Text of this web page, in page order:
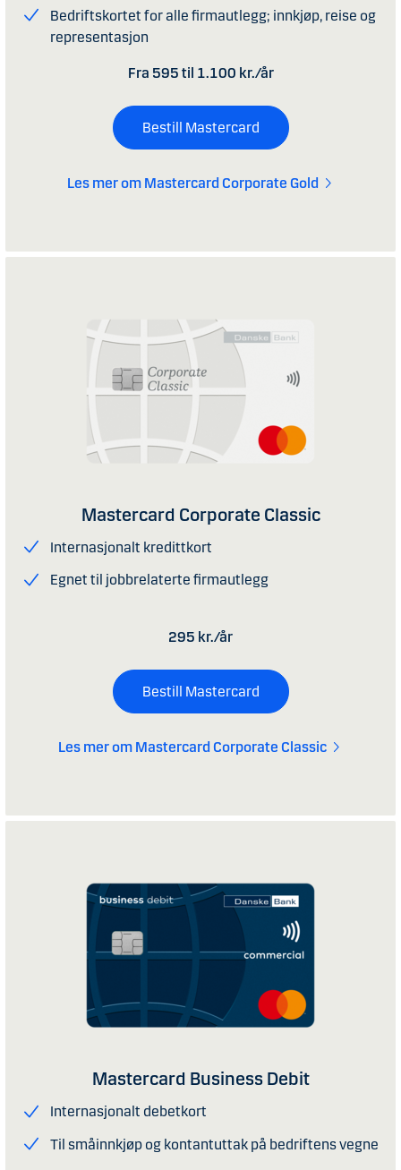
Bedriftskortet for alle firmautlegg; innkjøp, reise og
representasjon
Fra 595 til 1.100 kr./år
Bestill Mastercard
Les mer om Mastercard Corporate Gold
Mastercard Corporate Classic
Internasjonalt kredittkort
Egnet til jobbrelaterte firmautlegg
295 kr./år
Bestill Mastercard
Les mer om Mastercard Corporate Classic
Mastercard Business Debit
Internasjonalt debetkort
Til småinnkjøp og kontantuttak på bedriftens vegne